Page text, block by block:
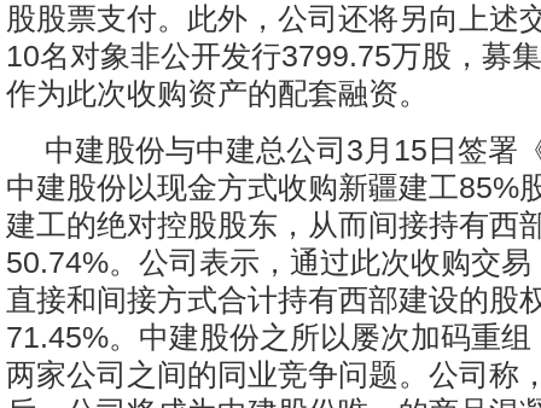
股股票支付。此外，公司还将另向上述
10名对象非公开发行3799.75万股，募
作为此次收购资产的配套融资。
中建股份与中建总公司3月15日签署
中建股份以现金方式收购新疆建工85%
建工的绝对控股股东，从而间接持有西
50.74%。公司表示，通过此次收购交
直接和间接方式合计持有西部建设的股
71.45%。中建股份之所以屡次加码重
两家公司之间的同业竞争问题。公司称